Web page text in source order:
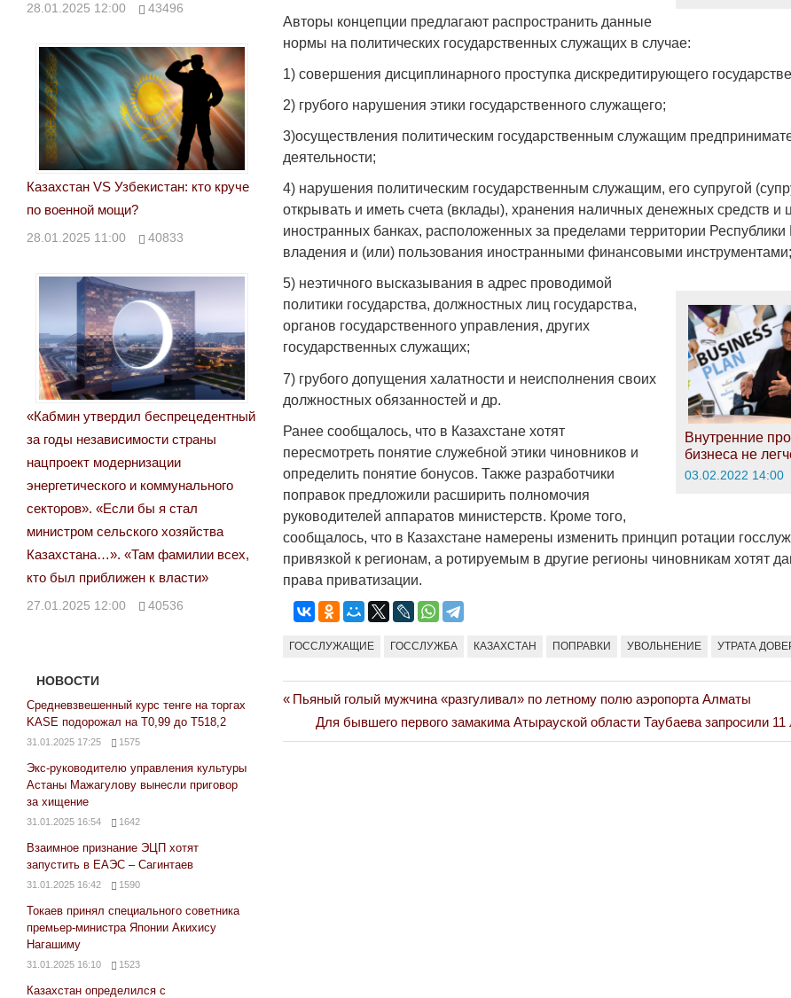
Авторы концепции предлагают распространить данные
нормы на политических государственных служащих в случае:
1) совершения дисциплинарного проступка дискредитирующего
2) грубого нарушения этики государственного служащего;
3)осуществления политическим государственным служащим
деятельности;
4) нарушения политическим государственным служащим, его супругой
открывать и иметь счета (вклады), хранения наличных денежных средств и
иностранных банках, расположенных за пределами территории Республики
владения и (или) пользования иностранными финансовыми инструментами;
Внутренние
бизнеса не
03.02.2022 14:00
5) неэтичного высказывания в адрес проводимой
политики государства, должностных лиц государства,
органов государственного управления, других
государственных служащих;
7) грубого допущения халатности и неисполнения своих
должностных обязанностей и др.
Ранее сообщалось, что в Казахстане хотят
пересмотреть понятие служебной этики чиновников и
определить понятие бонусов. Также разработчики
поправок предложили расширить полномочия
руководителей аппаратов министерств. Кроме того,
сообщалось, что в Казахстане намерены изменить принцип ротации
привязкой к регионам, а ротируемым в другие регионы чиновникам хотят
права приватизации.
ГОССЛУЖАЩИЕ ГОССЛУЖБА КАЗАХСТАН ПОПРАВКИ УВОЛЬНЕНИЕ УТРАТА
Навигация
по
Previous
Post:
Пьяный голый мужчина «разгуливал» по летному полю аэропорта Алматы
Next
Post:
Для бывшего первого замакима Атырауской области Таубаева запросили 11
28.01.2025 12:00 43496
Казахстан VS Узбекистан: кто круче
по военной мощи?
28.01.2025 11:00 40833
«Кабмин утвердил беспрецедентный
за годы независимости страны
нацпроект модернизации
энергетического и коммунального
секторов». «Если бы я стал
министром сельского хозяйства
Казахстана…». «Там фамилии всех,
кто был приближен к власти»
27.01.2025 12:00 40536
НОВОСТИ
Средневзвешенный курс тенге на торгах
KASE подорожал на Т0,99 до Т518,2
31.01.2025 17:25 1575
Экс-руководителю управления культуры
Астаны Мажагулову вынесли приговор
за хищение
31.01.2025 16:54 1642
Взаимное признание ЭЦП хотят
запустить в ЕАЭС – Сагинтаев
31.01.2025 16:42 1590
Токаев принял специального советника
премьер-министра Японии Акихису
Нагашиму
31.01.2025 16:10 1523
Казахстан определился с